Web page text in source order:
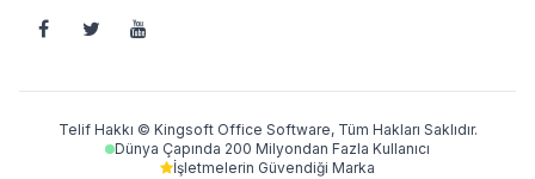
Telif Hakkı © Kingsoft Office Software, Tüm Hakları Saklıdır.
Dünya Çapında 200 Milyondan Fazla Kullanıcı
İşletmelerin Güvendiği Marka